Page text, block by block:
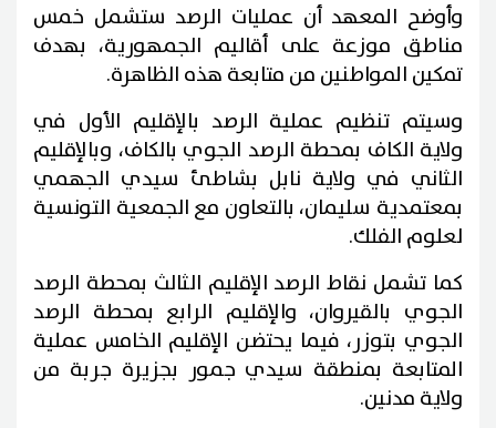
وأوضح المعهد أن عمليات الرصد ستشمل خمس
مناطق موزعة على أقاليم الجمهورية، بهدف
تمكين المواطنين من متابعة هذه الظاهرة.
وسيتم تنظيم عملية الرصد بالإقليم الأول في
ولاية الكاف بمحطة الرصد الجوي بالكاف، وبالإقليم
الثاني في ولاية نابل بشاطئ سيدي الجهمي
بمعتمدية سليمان، بالتعاون مع الجمعية التونسية
لعلوم الفلك.
كما تشمل نقاط الرصد الإقليم الثالث بمحطة الرصد
الجوي بالقيروان، والإقليم الرابع بمحطة الرصد
الجوي بتوزر، فيما يحتضن الإقليم الخامس عملية
المتابعة بمنطقة سيدي جمور بجزيرة جربة من
ولاية مدنين.